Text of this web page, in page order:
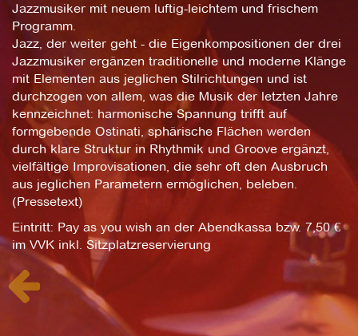
Jazzmusiker mit neuem luftig-leichtem und frischem
Programm.
Jazz, der weiter geht - die Eigenkompositionen der drei
Jazzmusiker ergänzen traditionelle und moderne Klänge
mit Elementen aus jeglichen Stilrichtungen und ist
durchzogen von allem, was die Musik der letzten Jahre
kennzeichnet: harmonische Spannung trifft auf
formgebende Ostinati, sphärische Flächen werden
durch klare Struktur in Rhythmik und Groove ergänzt,
vielfältige Improvisationen, die sehr oft den Ausbruch
aus jeglichen Parametern ermöglichen, beleben.
(Pressetext)
Eintritt: Pay as you wish an der Abendkassa bzw. 7,50 €
im VVK inkl. Sitzplatzreservierung